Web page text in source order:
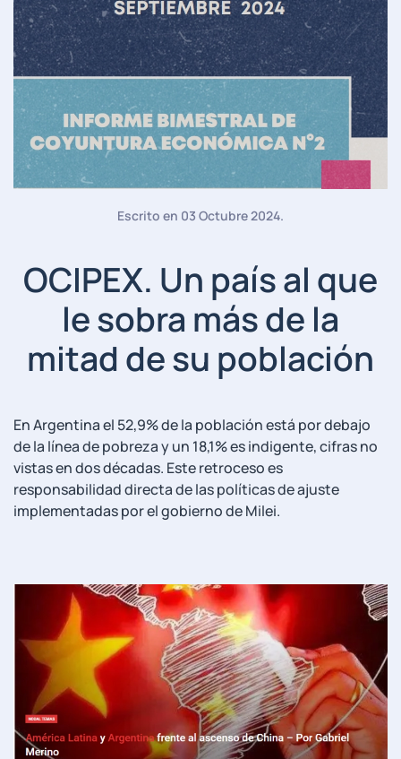
Escrito en 03 Octubre 2024.
OCIPEX. Un país al que
le sobra más de la
mitad de su población
En Argentina el 52,9% de la población está por debajo
de la línea de pobreza y un 18,1% es indigente, cifras no
vistas en dos décadas. Este retroceso es
responsabilidad directa de las políticas de ajuste
implementadas por el gobierno de Milei.